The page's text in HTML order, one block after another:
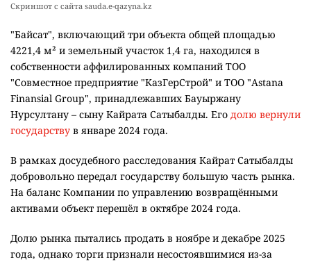
Скриншот с сайта sauda.e-qazyna.kz
"Байсат", включающий три объекта общей площадью
4221,4 м² и земельный участок 1,4 га, находился в
собственности аффилированных компаний ТОО
"Совместное предприятие "КазГерСтрой" и ТОО "Astana
Finansial Group", принадлежавших Бауыржану
Нурсултану – сыну Кайрата Сатыбалды. Его долю вернули
государству в январе 2024 года.
В рамках досудебного расследования Кайрат Сатыбалды
добровольно передал государству большую часть рынка.
На баланс Компании по управлению возвращёнными
активами объект перешёл в октябре 2024 года.
Долю рынка пытались продать в ноябре и декабре 2025
года, однако торги признали несостоявшимися из-за